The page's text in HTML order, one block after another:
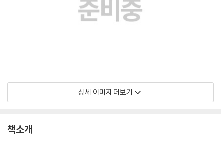
상세 이미지 더보기
책소개